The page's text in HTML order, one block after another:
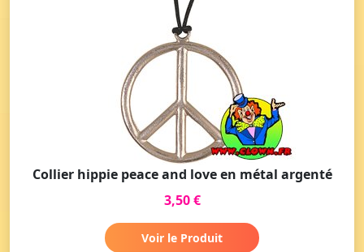
Collier hippie peace and love en métal argenté
3,50 €
Voir le Produit